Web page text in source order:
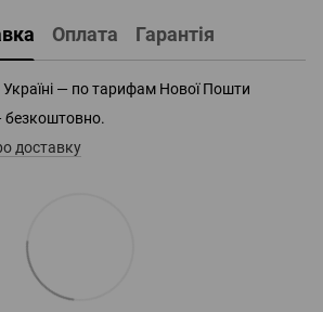
Оплата Гарантія
— по тарифам Нової Пошти
доставку